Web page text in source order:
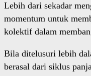
Lebih dari sekadar
momentum untuk
kolektif dalam
Bila ditelusuri lebih
berasal dari siklus